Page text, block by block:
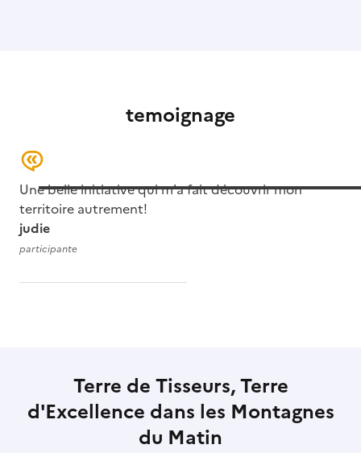
temoignage
Une belle initiative qui m'a fait découvrir mon
territoire autrement!
judie
participante
Terre de Tisseurs, Terre
d'Excellence dans les Montagnes
du Matin